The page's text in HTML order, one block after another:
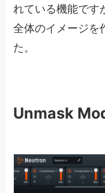
れている機能です
全体のイメージを
た。
Unmask